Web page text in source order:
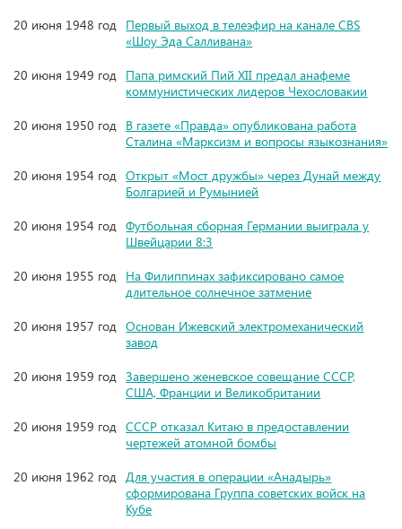
20 июня 1948 год Первый выход в телеэфир на канале CBS
«Шоу Эда Салливана»
20 июня 1949 год Папа римский Пий XII предал анафеме
коммунистических лидеров Чехословакии
20 июня 1950 год В газете «Правда» опубликована работа
Сталина «Марксизм и вопросы языкознания»
20 июня 1954 год Открыт «Мост дружбы» через Дунай между
Болгарией и Румынией
20 июня 1954 год Футбольная сборная Германии выиграла у
Швейцарии 8:3
20 июня 1955 год На Филиппинах зафиксировано самое
длительное солнечное затмение
20 июня 1957 год Основан Ижевский электромеханический
завод
20 июня 1959 год Завершено женевское совещание СССР,
США, Франции и Великобритании
20 июня 1959 год СССР отказал Китаю в предоставлении
чертежей атомной бомбы
20 июня 1962 год Для участия в операции «Анадырь»
сформирована Группа советских войск на
Кубе